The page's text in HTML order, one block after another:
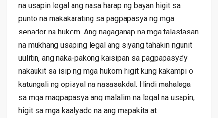
na usapin legal ang nasa harap ng bayan higit sa
punto na makakarating sa pagpapasya ng mga
senador na hukom. Ang nagaganap na mga talastasan
na mukhang usaping legal ang siyang tahakin ngunit
uulitin, ang naka-pakong kaisipan sa pagpapasya’y
nakaukit sa isip ng mga hukom higit kung kakampi o
katungali ng opisyal na nasasakdal. Hindi mahalaga
sa mga magpapasya ang malalim na legal na usapin,
higit sa mga kaalyado na ang mapakita at